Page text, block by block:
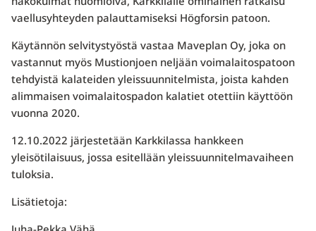
vaellusyhteyden palauttamiseksi Högforsin patoon.
Käytännön selvitystyöstä vastaa Maveplan Oy, joka on
vastannut myös Mustionjoen neljään voimalaitospatoon
tehdyistä kalateiden yleissuunnitelmista, joista kahden
alimmaisen voimalaitospadon kalatiet otettiin käyttöön
vuonna 2020.
12.10.2022 järjestetään Karkkilassa hankkeen
yleisötilaisuus, jossa esitellään yleissuunnitelmavaiheen
tuloksia.
Lisätietoja: